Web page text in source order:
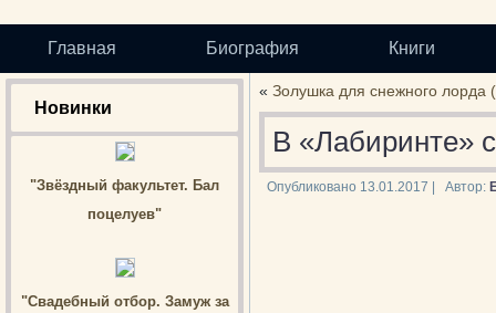
Главная Биография Книги
Новинки
"Звёздный факультет. Бал
поцелуев"
"Свадебный отбор. Замуж за
« Золушка для снежного лорда
В «Лабиринте»
Опубликовано 13.01.2017 Автор: